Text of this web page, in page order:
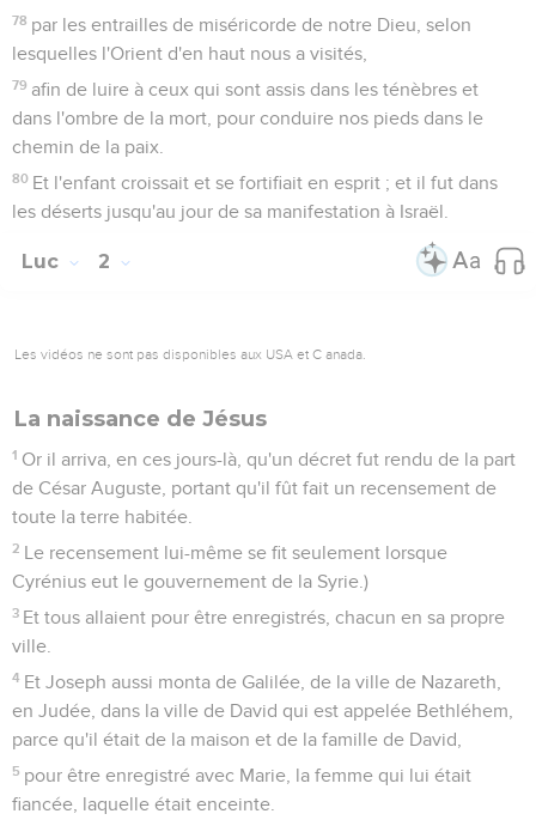
78 par les entrailles de miséricorde de notre Dieu, selon
lesquelles l'Orient d'en haut nous a visités,
79 afin de luire à ceux qui sont assis dans les ténèbres et
dans l'ombre de la mort, pour conduire nos pieds dans le
chemin de la paix.
80 Et l'enfant croissait et se fortifiait en esprit ; et il fut dans
les déserts jusqu'au jour de sa manifestation à Israël.
Luc 2
Les vidéos ne sont pas disponibles aux USA et C anada.
La naissance de Jésus
1 Or il arriva, en ces jours-là, qu'un décret fut rendu de la part
de César Auguste, portant qu'il fût fait un recensement de
toute la terre habitée.
2 Le recensement lui-même se fit seulement lorsque
Cyrénius eut le gouvernement de la Syrie.)
3 Et tous allaient pour être enregistrés, chacun en sa propre
ville.
4 Et Joseph aussi monta de Galilée, de la ville de Nazareth,
en Judée, dans la ville de David qui est appelée Bethléhem,
parce qu'il était de la maison et de la famille de David,
5 pour être enregistré avec Marie, la femme qui lui était
fiancée, laquelle était enceinte.